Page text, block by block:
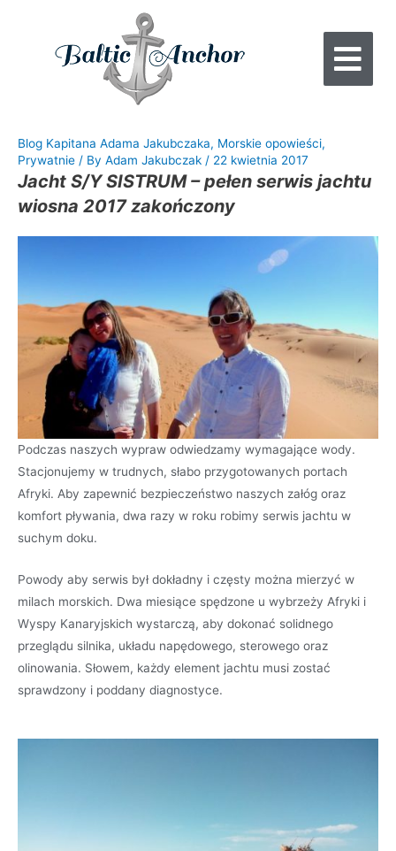
Blog Kapitana Adama Jakubczaka, Morskie opowieści,
Prywatnie / By Adam Jakubczak / 22 kwietnia 2017
Jacht S/Y SISTRUM – pełen serwis jachtu
wiosna 2017 zakończony
Podczas naszych wypraw odwiedzamy wymagające wody.
Stacjonujemy w trudnych, słabo przygotowanych portach
Afryki. Aby zapewnić bezpieczeństwo naszych załóg oraz
komfort pływania, dwa razy w roku robimy serwis jachtu w
suchym doku.
Powody aby serwis był dokładny i częsty można mierzyć w
milach morskich. Dwa miesiące spędzone u wybrzeży Afryki i
Wyspy Kanaryjskich wystarczą, aby dokonać solidnego
przeglądu silnika, układu napędowego, sterowego oraz
olinowania. Słowem, każdy element jachtu musi zostać
sprawdzony i poddany diagnostyce.